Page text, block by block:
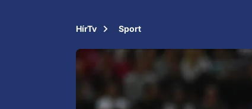
HírTv Sport